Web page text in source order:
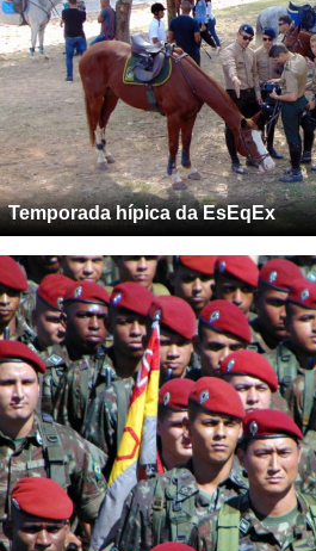
Temporada hípica da EsEqEx
Dia do Exército – 1ª DE